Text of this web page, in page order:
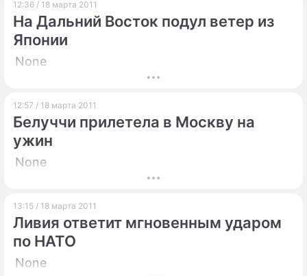
12:36 / 18 марта 2011
На Дальний Восток подул ветер из
Японии
None
12:57 / 18 марта 2011
Белуччи прилетела в Москву на
ужин
None
13:15 / 18 марта 2011
Ливия ответит мгновенным ударом
по НАТО
None